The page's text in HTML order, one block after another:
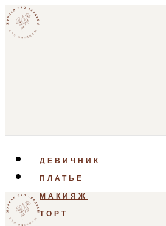
ДЕВИЧНИК
ПЛАТЬЕ
МАКИЯЖ
ТОРТ